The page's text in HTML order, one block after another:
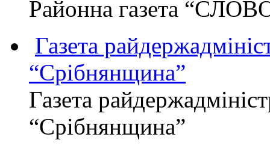
Районна газета
Газета
“Срібнянщина”
Газета
“Срібнянщина”